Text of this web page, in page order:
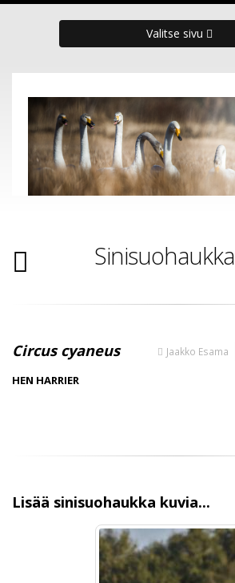
Valitse sivu
Sinisuohaukka
Jaakko Esama
Circus cyaneus
HEN HARRIER
Lisää sinisuohaukka kuvia...